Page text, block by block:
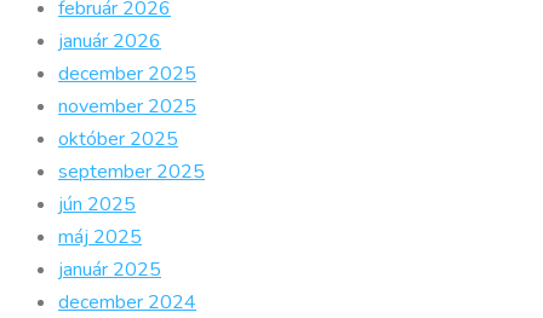
február 2026
január 2026
december 2025
november 2025
október 2025
september 2025
jún 2025
máj 2025
január 2025
december 2024